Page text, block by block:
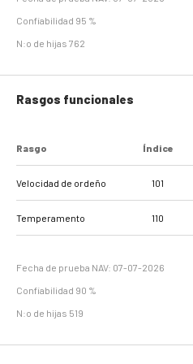
Confiabilidad 95 %
N:o de hijas 762
Rasgos funcionales
Rasgo Índice
Velocidad de ordeño 101
Temperamento 110
Fecha de prueba NAV: 07-07-2026
Confiabilidad 90 %
N:o de hijas 519